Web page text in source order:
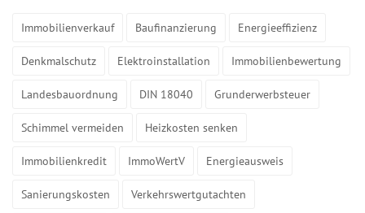
Immobilienverkauf Baufinanzierung Energieeffizienz
Denkmalschutz Elektroinstallation Immobilienbewertung
Landesbauordnung DIN 18040 Grunderwerbsteuer
Schimmel vermeiden Heizkosten senken
Immobilienkredit ImmoWertV Energieausweis
Sanierungskosten Verkehrswertgutachten